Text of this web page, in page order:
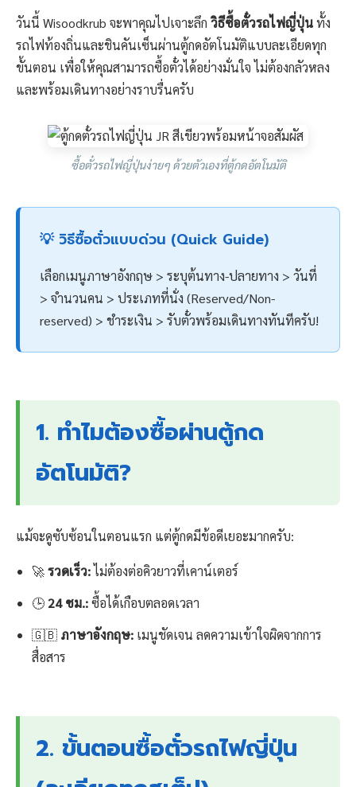
วันนี้ Wisoodkrub จะพาคุณไปเจาะลึก วิธีซื้อตั๋วรถไฟญี่ปุ่นทั้ง
รถไฟท้องถิ่นและชินคันเซ็นผ่านตู้กดอัตโนมัติแบบละเอียดทุก
ขั้นตอน เพื่อให้คุณสามารถซื้อตั๋วได้อย่างมั่นใจ ไม่ต้องกลัวหลง
และพร้อมเดินทางอย่างราบรื่นครับ
ซื้อตั๋วรถไฟญี่ปุ่นง่ายๆ ด้วยตัวเองที่ตู้กดอัตโนมัติ
💡 วิธีซื้อตั๋วแบบด่วน (Quick Guide)
เลือกเมนูภาษาอังกฤษ > ระบุต้นทาง-ปลายทาง > วันที่
> จำนวนคน > ประเภทที่นั่ง (Reserved/Non-
reserved) > ชำระเงิน > รับตั๋วพร้อมเดินทางทันทีครับ!
1. ทำไมต้องซื้อผ่านตู้กด
อัตโนมัติ?
แม้จะดูซับซ้อนในตอนแรก แต่ตู้กดมีข้อดีเยอะมากครับ:
🚀รวดเร็ว:ไม่ต้องต่อคิวยาวที่เคาน์เตอร์
🕒24 ชม.:ซื้อได้เกือบตลอดเวลา
🇬🇧 ภาษาอังกฤษ: เมนูชัดเจน ลดความเข้าใจผิดจากการ
สื่อสาร
2. ขั้นตอนซื้อตั๋วรถไฟญี่ปุ่น